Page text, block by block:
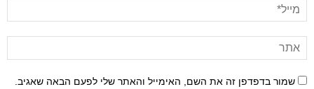
שמור בדפדפן זה את השם, האימייל והאתר שלי לפעם הבאה שאגיב.